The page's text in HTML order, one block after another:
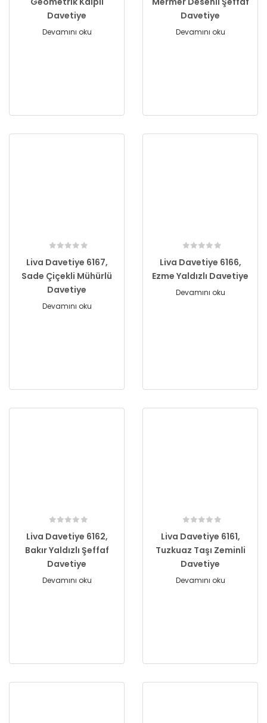
Davetiye
Devamını oku
Davetiye
Devamını oku
Liva Davetiye 6167,
Sade Çiçekli Mühürlü
Davetiye
Devamını oku
Liva Davetiye 6166,
Ezme Yaldızlı Davetiye
Devamını oku
Liva Davetiye 6162,
Bakır Yaldızlı Şeffaf
Davetiye
Devamını oku
Liva Davetiye 6161,
Tuzkuaz Taşı Zeminli
Davetiye
Devamını oku